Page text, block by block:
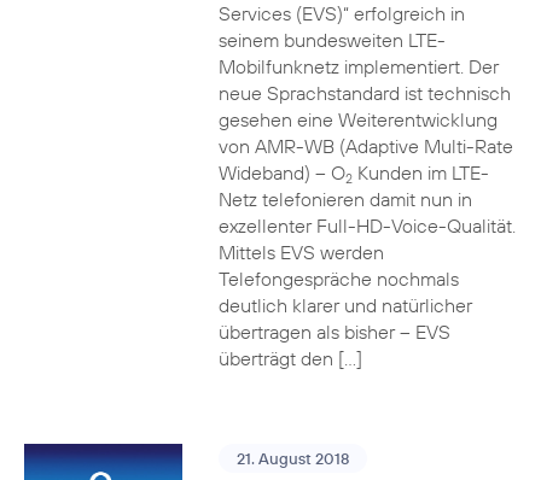
Services (EVS)“ erfolgreich in
seinem bundesweiten LTE-
Mobilfunknetz implementiert. Der
neue Sprachstandard ist technisch
gesehen eine Weiterentwicklung
von AMR-WB (Adaptive Multi-Rate
Wideband) – O2Kunden im LTE-
Netz telefonieren damit nun in
exzellenter Full-HD-Voice-Qualität.
Mittels EVS werden
Telefongespräche nochmals
deutlich klarer und natürlicher
übertragen als bisher – EVS
überträgt den […]
21. August 2018